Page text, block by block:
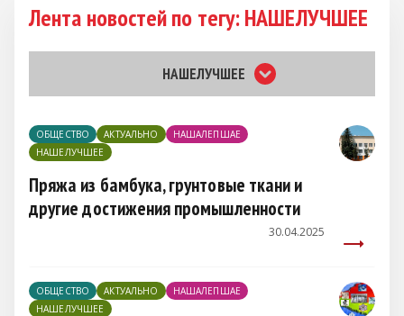
Лента новостей по тегу: НАШЕЛУЧШЕЕ
НАШЕЛУЧШЕЕ
ОБЩЕСТВО АКТУАЛЬНО
НАШАЛЕПШАЕ
НАШЕЛУЧШЕЕ
Пряжа из бамбука, грунтовые ткани и
другие достижения промышленности
30.04.2025
ОБЩЕСТВО АКТУАЛЬНО
НАШАЛЕПШАЕ
НАШЕЛУЧШЕЕ